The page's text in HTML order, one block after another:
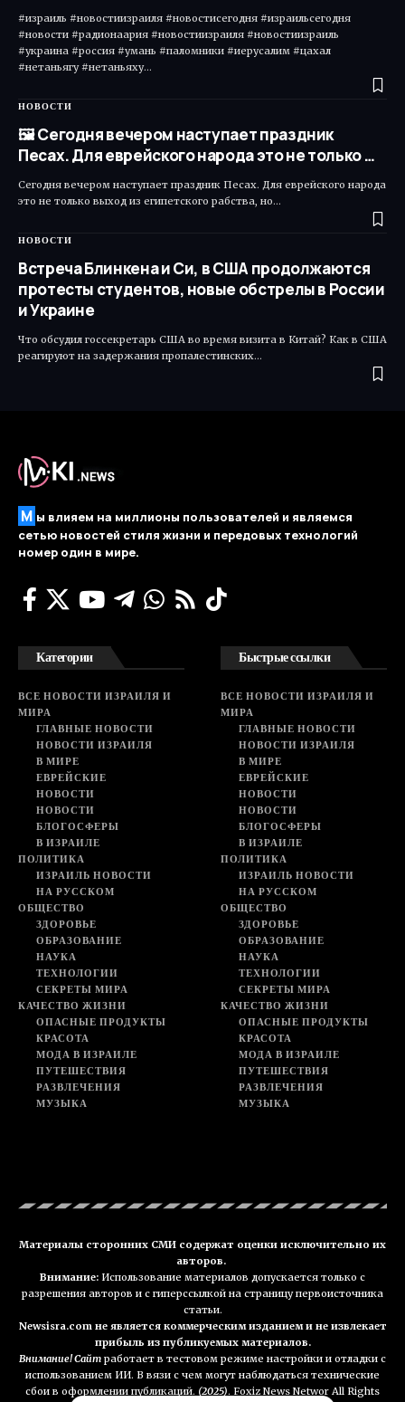
#израиль #новостиизраиля #новостисегодня #израильсегодня
#новости #радионаария #новостиизраиля #новостиизраиль
#украина #россия #умань #паломники #иерусалим #цахал
#нетаньягу #нетаньяху…
НОВОСТИ
🖼 Сегодня вечером наступает праздник
Песах. Для еврейского народа это не только …
Сегодня вечером наступает праздник Песах. Для еврейского народа
это не только выход из египетского рабства, но…
НОВОСТИ
Встреча Блинкена и Си, в США продолжаются
протесты студентов, новые обстрелы в России
и Украине
Что обсудил госсекретарь США во время визита в Китай? Как в США
реагируют на задержания пропалестинских…
М ы влияем на миллионы пользователей и являемся
сетью новостей стиля жизни и передовых технологий
номер один в мире.
Категории
ВСЕ НОВОСТИ ИЗРАИЛЯ И
МИРА
ГЛАВНЫЕ НОВОСТИ
НОВОСТИ ИЗРАИЛЯ
В МИРЕ
ЕВРЕЙСКИЕ
НОВОСТИ
НОВОСТИ
БЛОГОСФЕРЫ
В ИЗРАИЛЕ
ПОЛИТИКА
ИЗРАИЛЬ НОВОСТИ
НА РУССКОМ
ОБЩЕСТВО
ЗДОРОВЬЕ
ОБРАЗОВАНИЕ
НАУКА
ТЕХНОЛОГИИ
СЕКРЕТЫ МИРА
КАЧЕСТВО ЖИЗНИ
ОПАСНЫЕ ПРОДУКТЫ
КРАСОТА
МОДА В ИЗРАИЛЕ
ПУТЕШЕСТВИЯ
РАЗВЛЕЧЕНИЯ
МУЗЫКА
Быстрые ссылки
ВСЕ НОВОСТИ ИЗРАИЛЯ И
МИРА
ГЛАВНЫЕ НОВОСТИ
НОВОСТИ ИЗРАИЛЯ
В МИРЕ
ЕВРЕЙСКИЕ
НОВОСТИ
НОВОСТИ
БЛОГОСФЕРЫ
В ИЗРАИЛЕ
ПОЛИТИКА
ИЗРАИЛЬ НОВОСТИ
НА РУССКОМ
ОБЩЕСТВО
ЗДОРОВЬЕ
ОБРАЗОВАНИЕ
НАУКА
ТЕХНОЛОГИИ
СЕКРЕТЫ МИРА
КАЧЕСТВО ЖИЗНИ
ОПАСНЫЕ ПРОДУКТЫ
КРАСОТА
МОДА В ИЗРАИЛЕ
ПУТЕШЕСТВИЯ
РАЗВЛЕЧЕНИЯ
МУЗЫКА
Материалы сторонних СМИ содержат оценки исключительно их
авторов.
Внимание: Использование материалов допускается только с
разрешения авторов и с гиперссылкой на страницу первоисточника
статьи.
Newsisra.com не является коммерческим изданием и не извлекает
прибыль из публикуемых материалов.
Внимание! Сайт работает в тестовом режиме настройки и отладки с
использованием ИИ. В вязи с чем могут наблюдаться технические
сбои в оформлении публикаций. (2025). Foxiz News Networ All Rights